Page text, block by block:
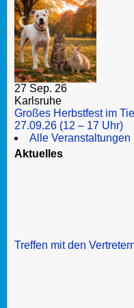
27 Sep. 26
Karlsruhe
Großes Herbstfest im
27.09.26 (12 – 17 Uhr)
Alle Veranstaltungen
Aktuelles
Treffen mit den